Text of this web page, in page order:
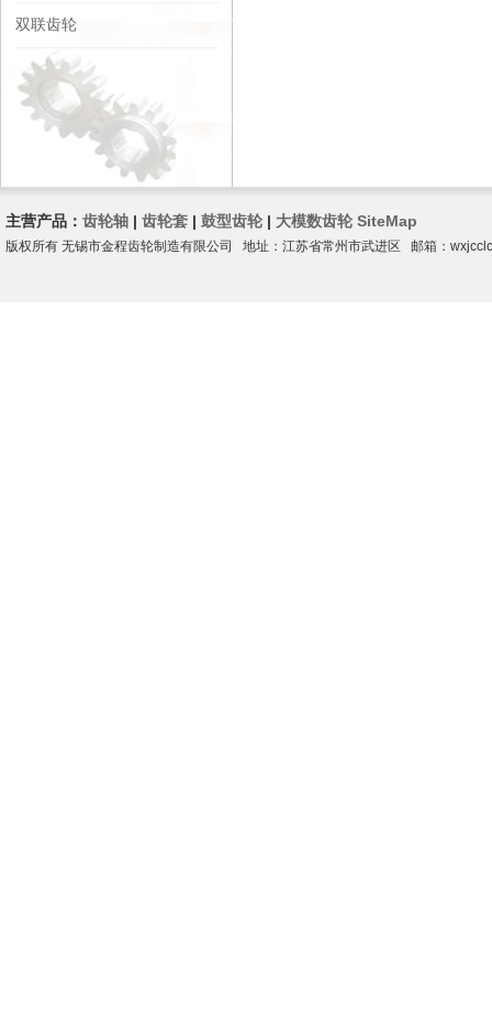
双联齿轮
主营产品： 齿轮轴 | 齿轮套 | 鼓型齿轮 | 大模数齿轮 SiteMap
版权所有 无锡市金程齿轮制造有限公司 地址：江苏省常州市武进区 邮箱：